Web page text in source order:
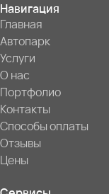
Навигация
Главная
Автопарк
Услуги
О нас
Портфолио
Контакты
Способы оплаты
Отзывы
Цены